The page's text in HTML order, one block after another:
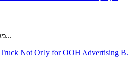
תצוגת LED מכנית...